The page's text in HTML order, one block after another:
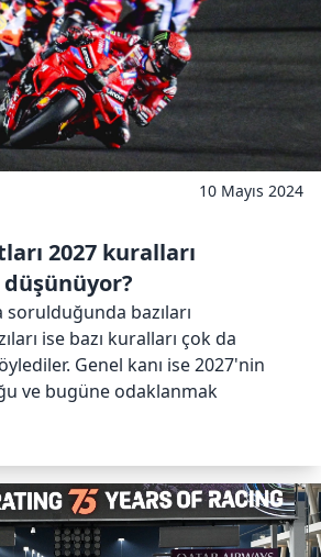
10 Mayıs 2024
2027 kuralları
bazıları
ise bazı kuralları çok da
Genel kanı ise 2027'nin
ve bugüne odaklanmak